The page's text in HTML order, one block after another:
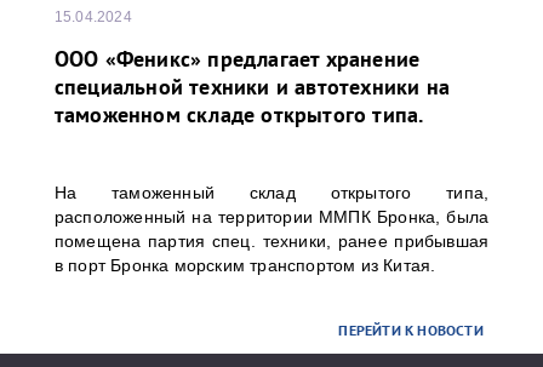
15.04.2024
ООО «Феникс» предлагает хранение
специальной техники и автотехники на
таможенном складе открытого типа.
На таможенный склад открытого типа,
расположенный на территории ММПК Бронка, была
помещена партия спец. техники, ранее прибывшая
в порт Бронка морским транспортом из Китая.
ПЕРЕЙТИ К НОВОСТИ